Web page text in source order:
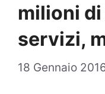
milioni
servizi,
18 Gennaio